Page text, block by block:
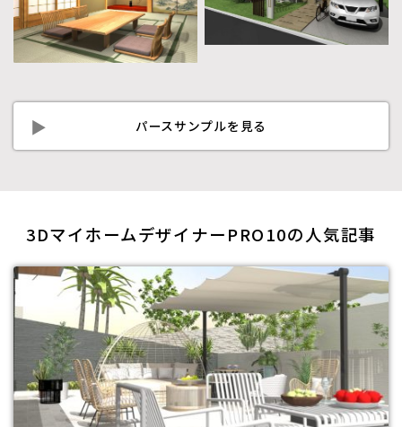
パースサンプルを見る
3DマイホームデザイナーPRO10の人気記事